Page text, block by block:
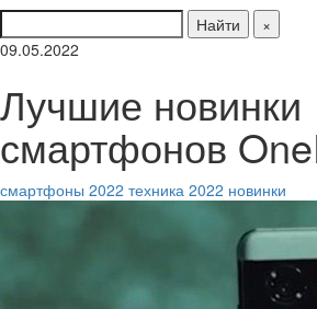
Найти
×
09.05.2022
Лучшие новинки
смартфонов
смартфоны 2022 техника 2022 новинки